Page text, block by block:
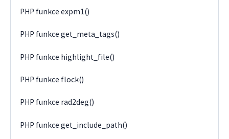
PHP funkce expm1()
PHP funkce get_meta_tags()
PHP funkce highlight_file()
PHP funkce flock()
PHP funkce rad2deg()
PHP funkce get_include_path()